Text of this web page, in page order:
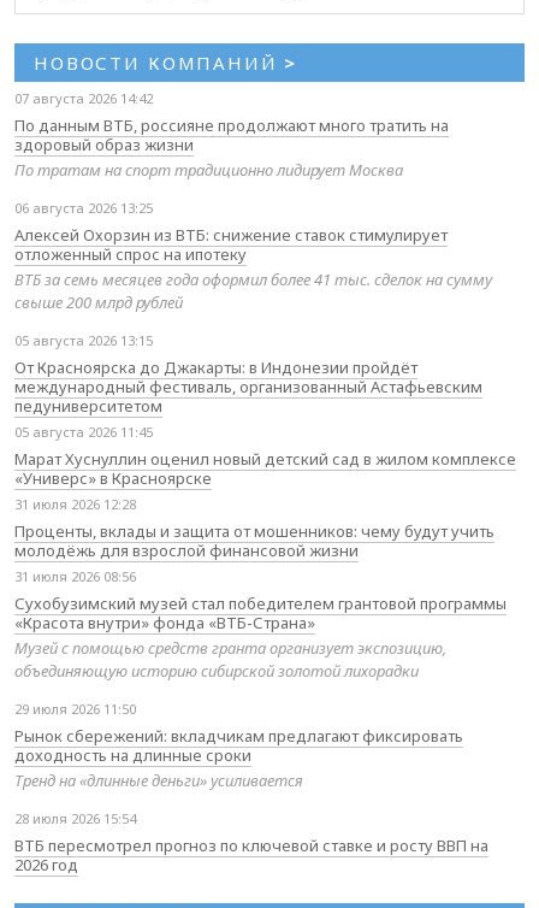
НОВОСТИ КОМПАНИЙ >
07 августа 2026 14:42
По данным ВТБ, россияне продолжают много тратить на
здоровый образ жизни
По тратам на спорт традиционно лидирует Москва
06 августа 2026 13:25
Алексей Охорзин из ВТБ: снижение ставок стимулирует
отложенный спрос на ипотеку
ВТБ за семь месяцев года оформил более 41 тыс. сделок на сумму
свыше 200 млрд рублей
05 августа 2026 13:15
От Красноярска до Джакарты: в Индонезии пройдёт
международный фестиваль, организованный Астафьевским
педуниверситетом
05 августа 2026 11:45
Марат Хуснуллин оценил новый детский сад в жилом комплексе
«Универс» в Красноярске
31 июля 2026 12:28
Проценты, вклады и защита от мошенников: чему будут учить
молодёжь для взрослой финансовой жизни
31 июля 2026 08:56
Сухобузимский музей стал победителем грантовой программы
«Красота внутри» фонда «ВТБ-Страна»
Музей с помощью средств гранта организует экспозицию,
объединяющую историю сибирской золотой лихорадки
29 июля 2026 11:50
Рынок сбережений: вкладчикам предлагают фиксировать
доходность на длинные сроки
Тренд на «длинные деньги» усиливается
28 июля 2026 15:54
ВТБ пересмотрел прогноз по ключевой ставке и росту ВВП на
2026 год